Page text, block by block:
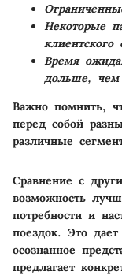
Некоторые
клиентского
Время
дольше, чем
Важно помнить,
перед собой
различные
Сравнение с
возможность
потребности и
поездок. Это
осознанное
предлагает